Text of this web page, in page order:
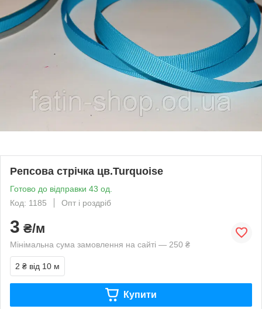
Репсова стрічка цв.Turquoise
Готово до відправки 43 од.
Код: 1185
Опт і роздріб
3 ₴/м
Мінімальна сума замовлення на сайті — 250 ₴
2 ₴ від 10 м
Купити